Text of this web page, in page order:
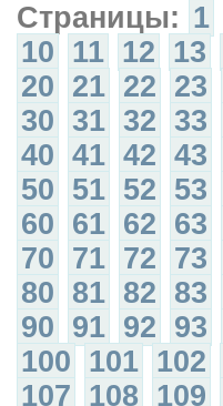
Страницы: 1
10 11 12 13
20 21 22 23
30 31 32 33
40 41 42 43
50 51 52 53
60 61 62 63
70 71 72 73
80 81 82 83
90 91 92 93
100 101 102
107 108 109